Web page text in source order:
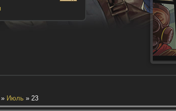
» Июль » 23